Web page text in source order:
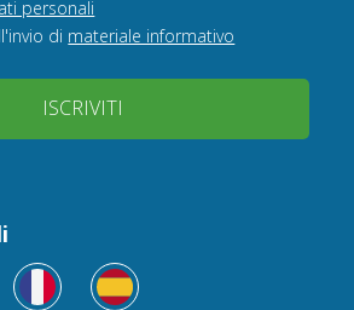
personali
di materiale informativo
ISCRIVITI